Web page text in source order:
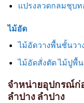
แปรงลวดกลมชุบท
ไม้อัด
ไม้อัดวางพื้นชั้นวา
ไม้อัดสั่งตัด ไม้ปูพื้
จำหน่ายอุปกรณ์ก่
ลำปาง ลำปาง